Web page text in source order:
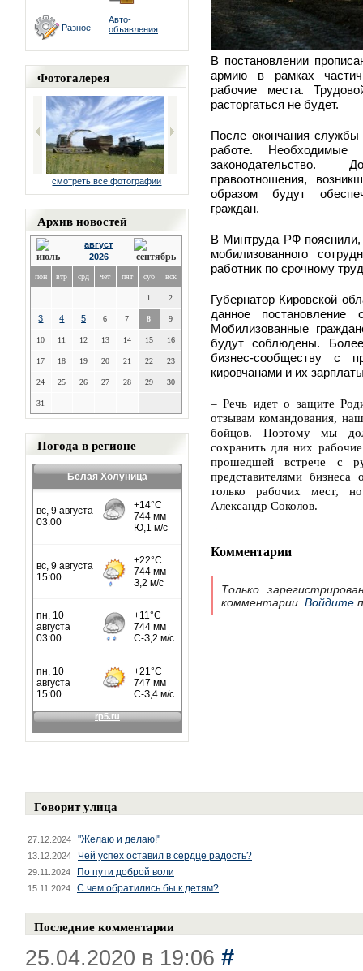
Разное
Авто-
объявления
Фотогалерея
смотреть все фотографии
Архив новостей
август
2026
пон втр срд чет пят суб вск
1 2
3 4 5 6 7 8 9
10 11 12 13 14 15 16
17 18 19 20 21 22 23
24 25 26 27 28 29 30
31
Погода в регионе
Белая Холуница
В постановлении
армию в рамках
рабочие места.
расторгаться не будет.
После окончания службы
работе. Необходимые
законодательство.
правоотношения,
образом будут
граждан.
В Минтруда РФ пояснили,
мобилизованного
работник по срочному
Губернатор Кировской
данное
Мобилизованные
будут соблюдены.
бизнес-сообществу с
кировчанами и их
– Речь идет о защите
отзывам командования,
бойцов. Поэтому мы
сохранить для них
прошедшей встрече с
представителями
только рабочих мест,
Александр Соколов.
Комментарии
Только
комментарии. Войдите
Говорит улица
27.12.2024 "Желаю и делаю!"
13.12.2024 Чей успех оставил в сердце радость?
29.11.2024 По пути доброй воли
15.11.2024 С чем обратились бы к детям?
Последние комментарии
25.04.2020 в 19:06 #